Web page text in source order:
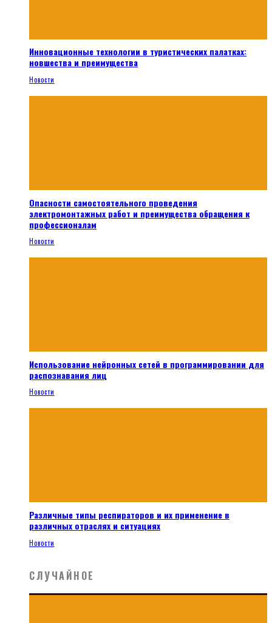
Инновационные технологии в туристических палатках:
новшества и преимущества
Новости
Опасности самостоятельного проведения
электромонтажных работ и преимущества обращения к
профессионалам
Новости
Использование нейронных сетей в программировании для
распознавания лиц
Новости
Различные типы респираторов и их применение в
различных отраслях и ситуациях
Новости
СЛУЧАЙНОЕ